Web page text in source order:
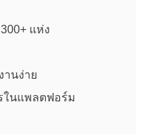
แห่ง
นง่าย
ในแพลตฟอร์ม